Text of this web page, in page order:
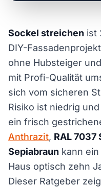
Sockel streichen ist
DIY-
ohne Hubsteiger
mit Profi-Qualität
sich vom sicheren
Risiko ist niedrig
ein frisch
Anthrazit, RAL 7037
Sepiabraun kann
Haus optisch zehn
Dieser Ratgeber